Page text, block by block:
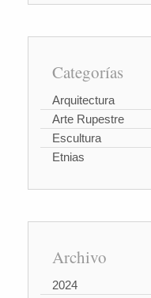
Categorías
Arquitectura
Arte Rupestre
Escultura
Etnias
Archivo
2024